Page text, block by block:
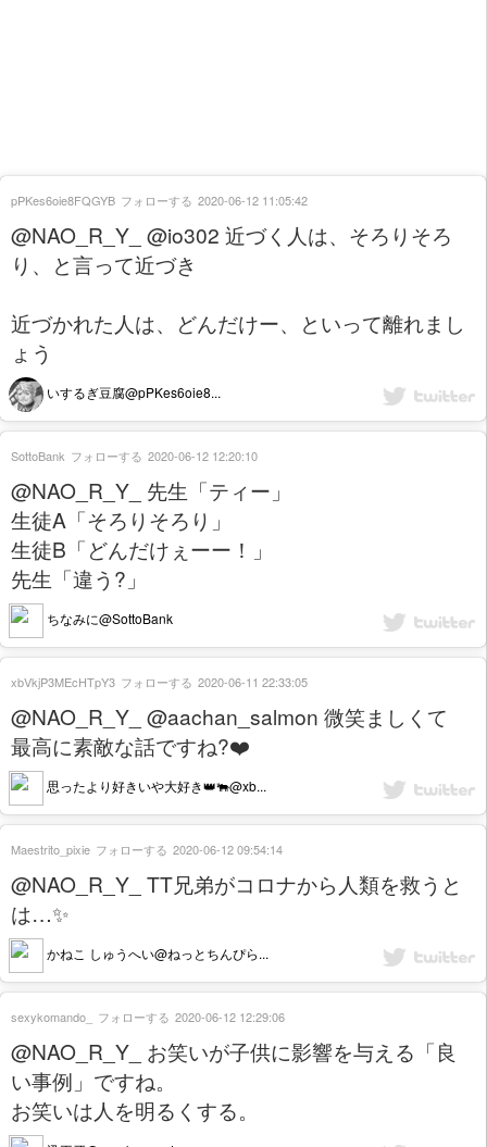
@NAO_R_Y_ @io302 近づく人は、そろりそろ
り、と言って近づき
近づかれた人は、どんだけー、といって離れまし
ょう
いするぎ豆腐@pPKes6oie8...
pPKes6oie8FQGYB フォローする 2020-06-12 11:05:42
@NAO_R_Y_ 先生「ティー」
生徒A「そろりそろり」
生徒B「どんだけぇーー！」
先生「違う?」
ちなみに@SottoBank
SottoBank フォローする 2020-06-12 12:20:10
@NAO_R_Y_ @aachan_salmon 微笑ましくて
最高に素敵な話ですね?❤️
思ったより好きいや大好き👑🐃@xb...
xbVkjP3MEcHTpY3 フォローする 2020-06-11 22:33:05
@NAO_R_Y_ TT兄弟がコロナから人類を救うと
は…✨
かねこ しゅうへい@ねっとちんぴら...
Maestrito_pixie フォローする 2020-06-12 09:54:14
@NAO_R_Y_ お笑いが子供に影響を与える「良
い事例」ですね。
お笑いは人を明るくする。
sexykomando_ フォローする 2020-06-12 12:29:06